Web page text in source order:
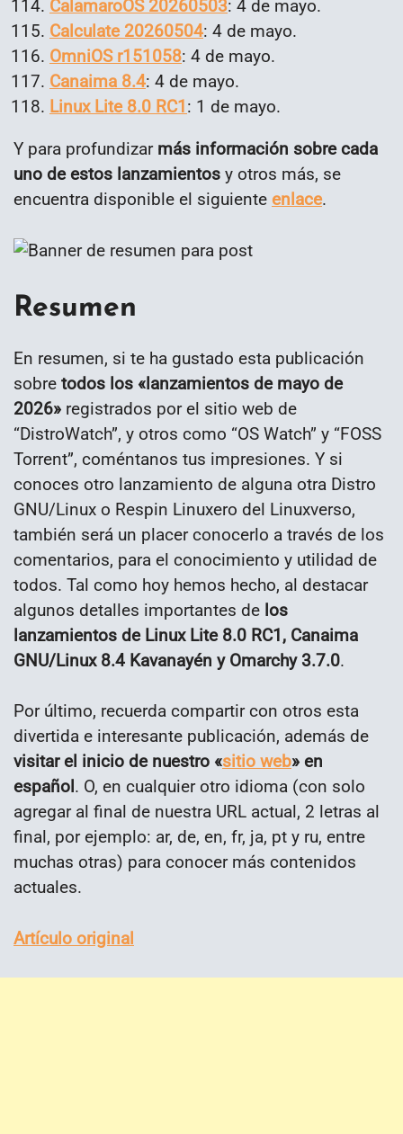
CalamaroOS 20260503: 4 de mayo.
Calculate 20260504: 4 de mayo.
OmniOS r151058: 4 de mayo.
Canaima 8.4: 4 de mayo.
Linux Lite 8.0 RC1 : 1 de mayo.
Y para profundizar más información sobre cada
uno de estos lanzamientos y otros más, se
encuentra disponible el siguiente enlace.
Resumen
En resumen, si te ha gustado esta publicación
sobre todos los «lanzamientos de mayo de
2026» registrados por el sitio web de
“DistroWatch”, y otros como “OS Watch” y “FOSS
Torrent”, coméntanos tus impresiones. Y si
conoces otro lanzamiento de alguna otra Distro
GNU/Linux o Respin Linuxero del Linuxverso,
también será un placer conocerlo a través de los
comentarios, para el conocimiento y utilidad de
todos. Tal como hoy hemos hecho, al destacar
algunos detalles importantes de los
lanzamientos de Linux Lite 8.0 RC1, Canaima
GNU/Linux 8.4 Kavanayén y Omarchy 3.7.0.
Por último, recuerda compartir con otros esta
divertida e interesante publicación, además de
visitar el inicio de nuestro «sitio web» en
español. O, en cualquier otro idioma (con solo
agregar al final de nuestra URL actual, 2 letras al
final, por ejemplo: ar, de, en, fr, ja, pt y ru, entre
muchas otras) para conocer más contenidos
actuales.
Artículo original